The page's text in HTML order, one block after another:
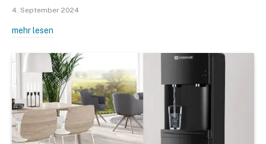
4. September 2024
mehr lesen